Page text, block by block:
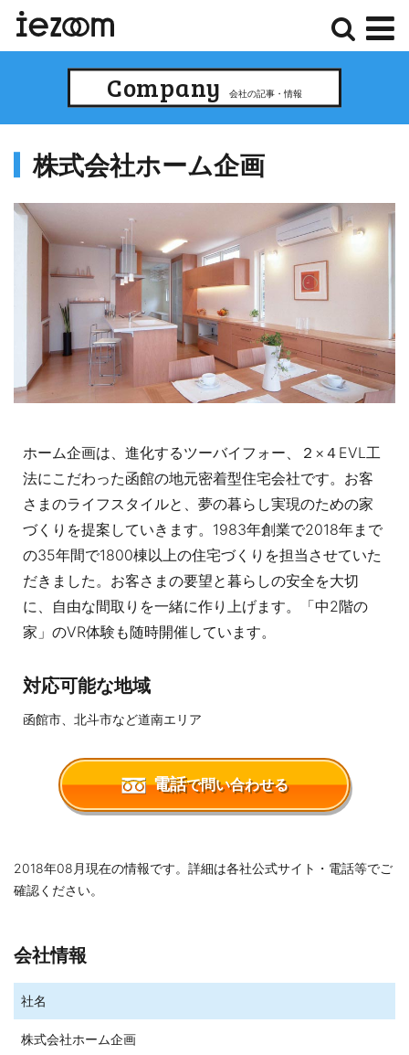
ュ
Company 会社の記事・情報
株式会社ホーム企画
ホーム企画は、進化するツーバイフォー、２×４EVL工
法にこだわった函館の地元密着型住宅会社です。お客
さまのライフスタイルと、夢の暮らし実現のための家
づくりを提案していきます。1983年創業で2018年まで
の35年間で1800棟以上の住宅づくりを担当させていた
だきました。お客さまの要望と暮らしの安全を大切
に、自由な間取りを一緒に作り上げます。「中2階の
家」のVR体験も随時開催しています。
対応可能な地域
函館市、北斗市など道南エリア
電話で問い合わせる
2018年08月現在の情報です。詳細は各社公式サイト・電話等でご
確認ください。
会社情報
社名
株式会社ホーム企画